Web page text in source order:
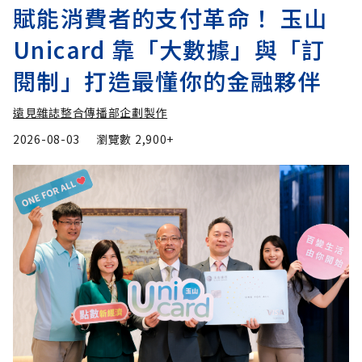
賦能消費者的支付革命！ 玉山
Unicard 靠「大數據」與「訂
閱制」打造最懂你的金融夥伴
遠見雜誌整合傳播部企劃製作
2026-08-03
瀏覽數 2,900+